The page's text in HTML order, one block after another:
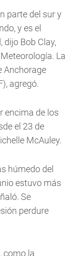
parte del sur y
y es el
dijo Bob Clay,
La
Anchorage
agregó.
encima de los
el 23 de
McAuley.
húmedo del
estuvo más
Se
perdure
como la